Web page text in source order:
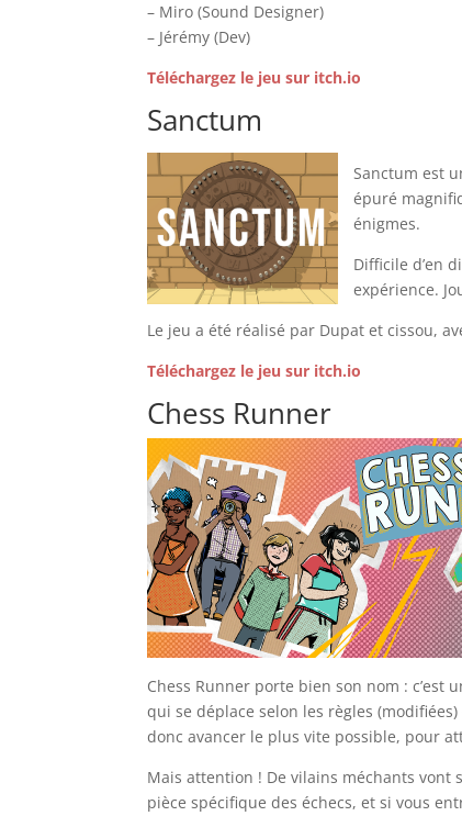
– Miro (Sound Designer)
– Jérémy (Dev)
Téléchargez le jeu sur itch.io
Sanctum
Sanctum est
épuré
énigmes.
Difficile d’en
expérience.
Le jeu a été réalisé par Dupat et cissou,
Téléchargez le jeu sur itch.io
Chess Runner
Chess Runner porte bien son nom : c’est
qui se déplace selon les règles
donc avancer le plus vite possible, pour
Mais attention ! De vilains méchants vont
pièce spécifique des échecs, et si vous